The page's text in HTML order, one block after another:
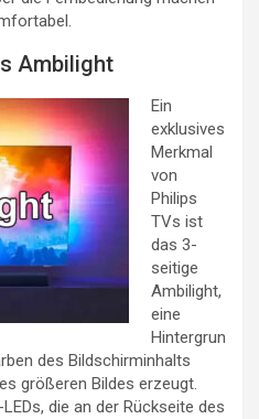
Ambilight
Ein
exklusives
Merkmal
von
Philips
TVs ist
das 3-
seitige
Ambilight,
eine
Hintergrun
des Bildschirminhalts
größeren Bildes erzeugt.
die an der Rückseite des